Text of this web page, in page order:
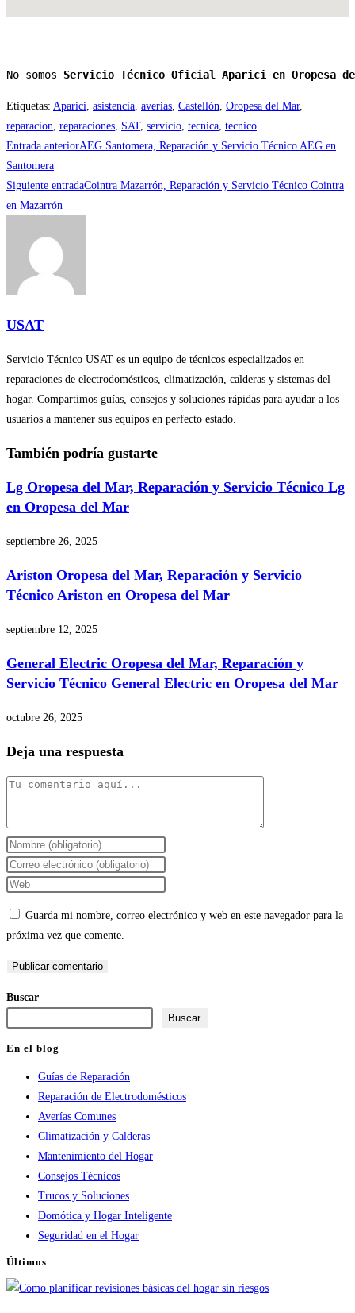
No somos Servicio Técnico Oficial Aparici en Oropesa
Etiquetas: Aparici, asistencia, averias, Castellón, Oropesa del Mar,
reparacion, reparaciones, SAT, servicio, tecnica, tecnico
Leer
más
artículos
Entrada anteriorAEG Santomera, Reparación y Servicio Técnico AEG en
Santomera
Siguiente entradaCointra Mazarrón, Reparación y Servicio Técnico Cointra
en Mazarrón
USAT
Servicio Técnico USAT es un equipo de técnicos especializados en
reparaciones de electrodomésticos, climatización, calderas y sistemas del
hogar. Compartimos guías, consejos y soluciones rápidas para ayudar a los
usuarios a mantener sus equipos en perfecto estado.
También podría gustarte
Lg Oropesa del Mar, Reparación y Servicio Técnico Lg
en Oropesa del Mar
septiembre 26, 2025
Ariston Oropesa del Mar, Reparación y Servicio
Técnico Ariston en Oropesa del Mar
septiembre 12, 2025
General Electric Oropesa del Mar, Reparación y
Servicio Técnico General Electric en Oropesa del Mar
octubre 26, 2025
Deja una respuesta
Comentario
Introduce
tu
nombre
de
usuario
comentar
Introduce
tu
correo
electrónico
comentar
Introduce
de
tu
(opcional)
Guarda mi nombre, correo electrónico y web en este navegador para la
próxima vez que comente.
Buscar
Buscar
En el blog
Guías de Reparación
Reparación de Electrodomésticos
Averías Comunes
Climatización y Calderas
Mantenimiento del Hogar
Consejos Técnicos
Trucos y Soluciones
Domótica y Hogar Inteligente
Seguridad en el Hogar
Últimos